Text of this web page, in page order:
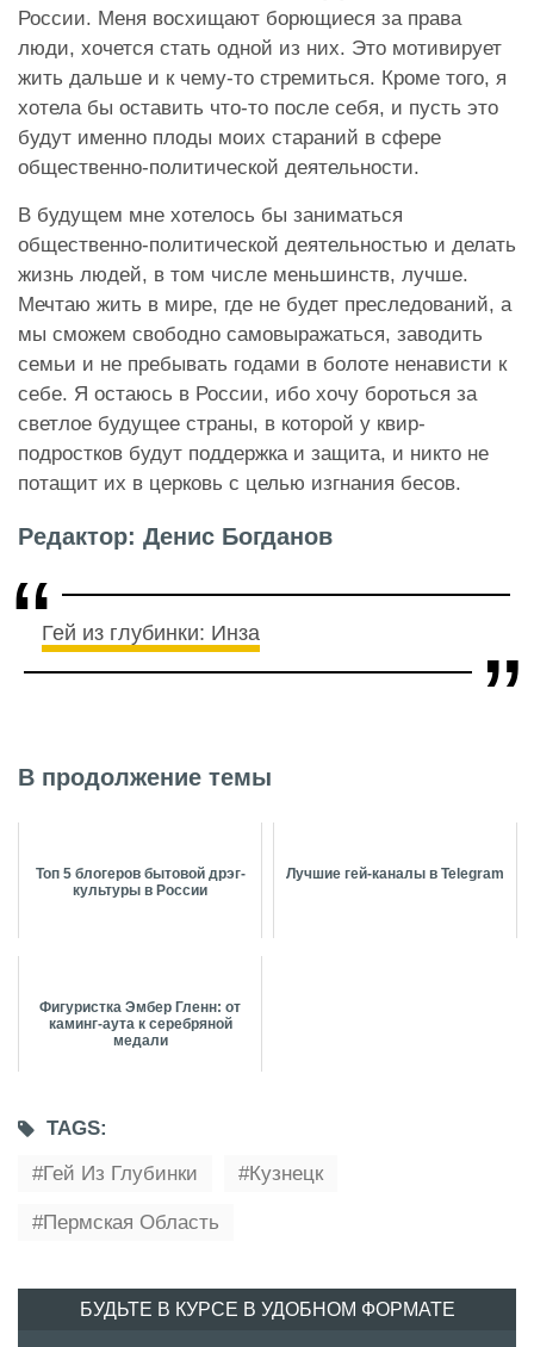
России. Меня восхищают борющиеся за права
люди, хочется стать одной из них. Это мотивирует
жить дальше и к чему-то стремиться. Кроме того, я
хотела бы оставить что-то после себя, и пусть это
будут именно плоды моих стараний в сфере
общественно-политической деятельности.
В будущем мне хотелось бы заниматься
общественно-политической деятельностью и делать
жизнь людей, в том числе меньшинств, лучше.
Мечтаю жить в мире, где не будет преследований, а
мы сможем свободно самовыражаться, заводить
семьи и не пребывать годами в болоте ненависти к
себе. Я остаюсь в России, ибо хочу бороться за
светлое будущее страны, в которой у квир-
подростков будут поддержка и защита, и никто не
потащит их в церковь с целью изгнания бесов.
Редактор: Денис Богданов
Гей из глубинки: Инза
В продолжение темы
Топ 5 блогеров бытовой дрэг-
культуры в России
Лучшие гей-каналы в Telegram
Фигуристка Эмбер Гленн: от
каминг-аута к серебряной
медали
TAGS:
Гей Из Глубинки
Кузнецк
Пермская Область
БУДЬТЕ В КУРСЕ В УДОБНОМ ФОРМАТЕ